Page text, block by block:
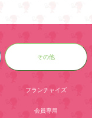
その他
フランチャイズ
会員専用